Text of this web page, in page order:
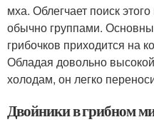
мха. Облегчает поиск
обычно группами.
грибочков приходится на
Обладая довольно
холодам, он легко
Двойники в грибном